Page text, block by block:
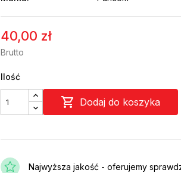
40,00 zł
Brutto
Ilość
 Dodaj do koszyka
Najwyższa jakość - oferujemy